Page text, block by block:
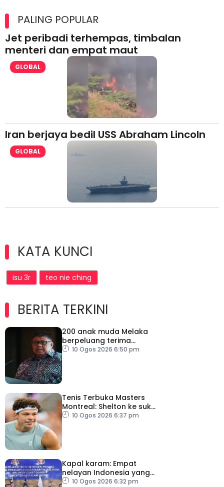
lesen separuh pertama 2026
PALING POPULAR
Jet peribadi terhempas, timbalan
menteri dan empat maut
GLOBAL
Iran berjaya bedil USS Abraham Lincoln
GLOBAL
KATA KUNCI
isu 3r teo nie ching
BERITA TERKINI
200 anak muda Melaka
berpeluang terima
manfaat Dana
10 Ogos 2026 6:50 pm
Tenis Terbuka Masters
Montreal: Shelton ke suku
akhir10 Ogos 2026 6:37 pm
Kapal karam: Empat
nelayan Indonesia yang
terselamat diserah
10 Ogos 2026 6:32 pm